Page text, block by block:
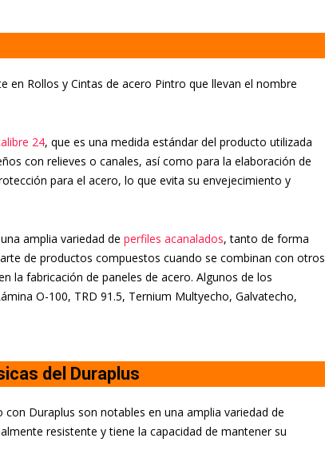
en Rollos y Cintas de acero Pintro que llevan el nombre
24, que es una medida estándar del producto utilizada
con relieves o canales, así como para la elaboración de
para el acero, lo que evita su envejecimiento y
amplia variedad de perfiles acanalados, tanto de forma
de productos compuestos cuando se combinan con otros
la fabricación de paneles de acero. Algunos de los
O-100, TRD 91.5, Ternium Multyecho, Galvatecho,
del Duraplus
Duraplus son notables en una amplia variedad de
resistente y tiene la capacidad de mantener su